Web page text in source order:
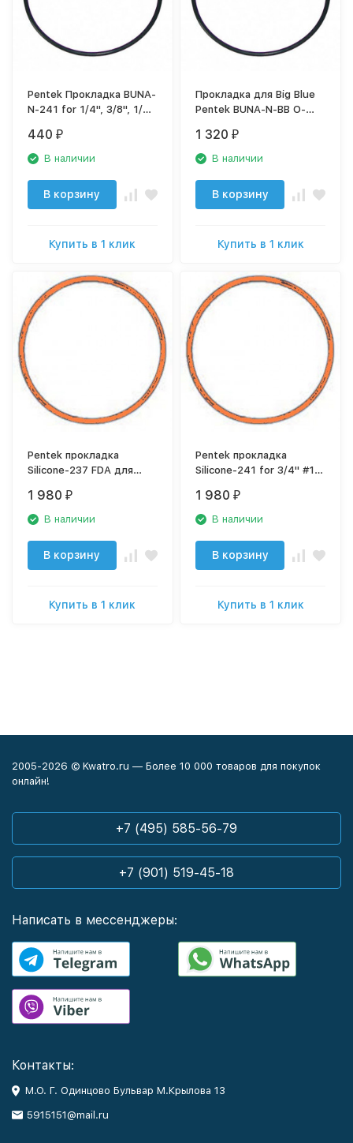
Pentek Прокладка BUNA-
N-241 for 1/4", 3/8", 1/2"
3G, арт. 151120
440 ₽
В наличии
В корзину
Купить в 1 клик
Прокладка для Big Blue
Pentek BUNA-N-BB O-
1 320 ₽
В наличии
В корзину
Купить в 1 клик
Pentek прокладка
Silicone-237 FDA для
1 980 ₽
В наличии
В корзину
Купить в 1 клик
Pentek прокладка
Silicone-241 for 3/4" #10
Line 3/4", 3G
1 980 ₽
В наличии
В корзину
Купить в 1 клик
2005-2026 © Kwatro.ru — Более 10 000 товаров для покупок
онлайн!
+7 (495) 585-56-79
+7 (901) 519-45-18
Написать в мессенджеры:
Контакты:
М.О. Г. Одинцово Бульвар М.Крылова 13
5915151@mail.ru